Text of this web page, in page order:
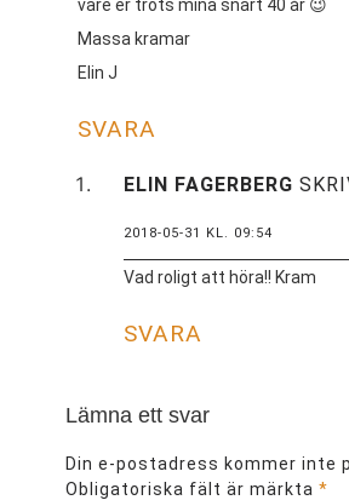
vare er trots mina snart 40 år 😉
Massa kramar
Elin J
SVARA
ELIN FAGERBERG
2018-05-31 KL. 09:54
Vad roligt att höra!! Kram
SVARA
Lämna ett svar
Din e-postadress kommer inte
Obligatoriska fält är märkta *